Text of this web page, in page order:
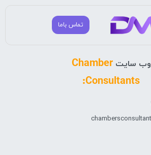
تماس باما
وب سایتChamber
Consultants: